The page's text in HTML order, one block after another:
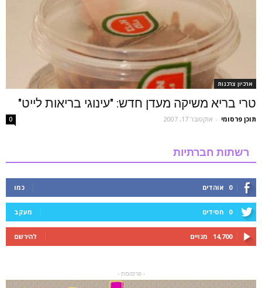
ארכיון צרכנות
טרי בריא משיקה מעדן חדש: "עינוגי בריאות לייט"
תוכן פרסומי - אוקטובר 17, 2007 0
רשתות חברתיות
0 אוהדים כמו
0 חסידים מעקב
14,700 מנויים להירשם
- פרסומת -